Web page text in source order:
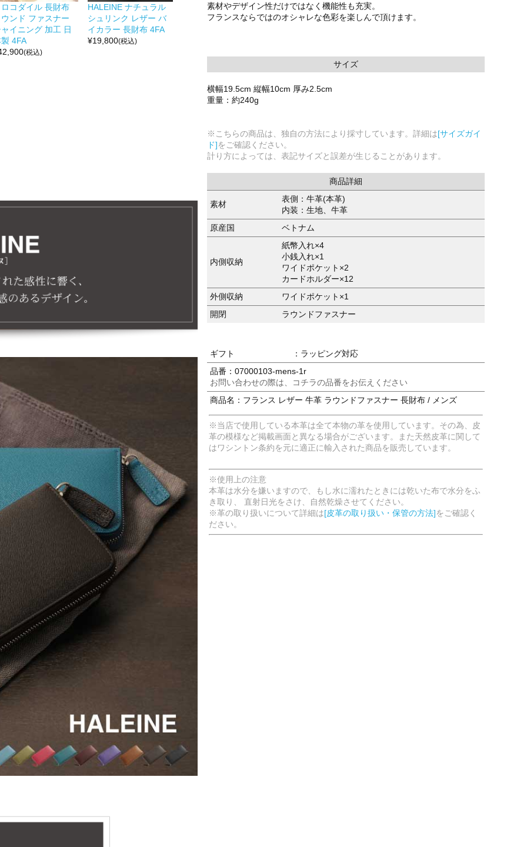
コダイル 長財布
ンド ファスナー
イニング 加工 日
4FA
(税込)
HALEINE ナチュラル
シュリンク レザー バ
イカラー 長財布 4FA
¥19,800(税込)
素材やデザイン性だけではなく機能性も充実。
フランスならではのオシャレな色彩を楽しんで頂けます。
サイズ
横幅19.5cm 縦幅10cm 厚み2.5cm
重量：約240g
※こちらの商品は、独自の方法により採寸しています。詳細は[サイズガイ
ド]をご確認ください。
計り方によっては、表記サイズと誤差が生じることがあります。
商品詳細
素材
表側：牛革(本革)
内装：生地、牛革
原産国
ベトナム
内側収納
紙幣入れ×4
小銭入れ×1
ワイドポケット×2
カードホルダー×12
外側収納
ワイドポケット×1
開閉
ラウンドファスナー
ギフト
：ラッピング対応
品番：07000103-mens-1r
お問い合わせの際は、コチラの品番をお伝えください
商品名：フランス レザー 牛革 ラウンドファスナー 長財布 / メンズ
※当店で使用している本革は全て本物の革を使用しています。その為、皮
革の模様など掲載画面と異なる場合がございます。また天然皮革に関して
はワシントン条約を元に適正に輸入された商品を販売しています。
※使用上の注意
本革は水分を嫌いますので、もし水に濡れたときには乾いた布で水分をふ
き取り、 直射日光をさけ、自然乾燥させてください。
※革の取り扱いについて詳細は[皮革の取り扱い・保管の方法]をご確認く
ださい。